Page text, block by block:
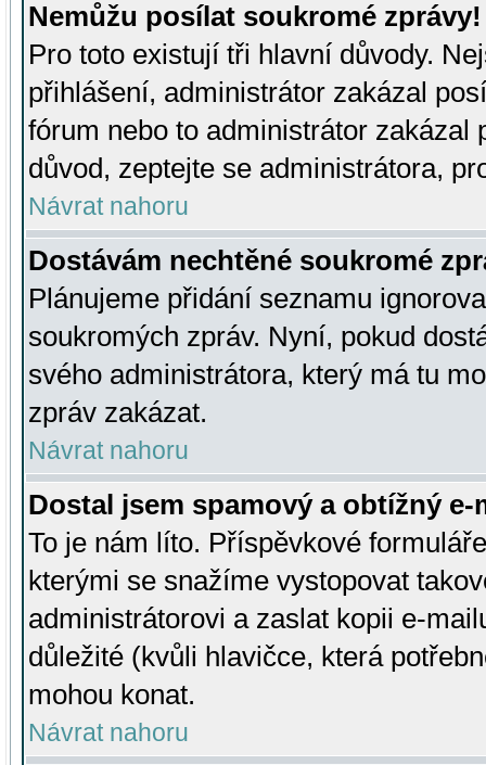
Nemůžu posílat soukromé zprávy!
Pro toto existují tři hlavní důvody.
přihlášení, administrátor zakázal
fórum nebo to administrátor zakázal
důvod, zeptejte se administrátora,
Návrat nahoru
Dostávám nechtěné soukromé
Plánujeme přidání seznamu
soukromých zpráv. Nyní, pokud
svého administrátora, který má tu
zpráv zakázat.
Návrat nahoru
Dostal jsem spamový a obtížný
To je nám líto. Příspěvkové
kterými se snažíme vystopovat
administrátorovi a zaslat kopii e-
důležité (kvůli hlavičce, která
mohou konat.
Návrat nahoru